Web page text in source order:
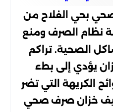
بحي الفلاح من
نظام الصرف ومنع
الصحية. تراكم
يؤدي إلى بطء
الكريهة التي تضر
خزان صرف صحي